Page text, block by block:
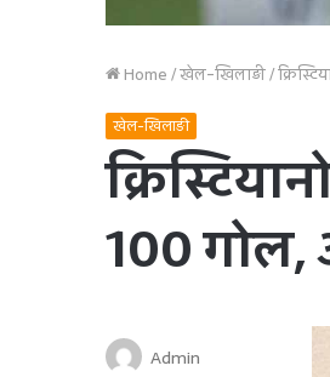
Home/खेल-खिलाड़ी/
खेल-खिलाड़ी
100 गोल,
Admin